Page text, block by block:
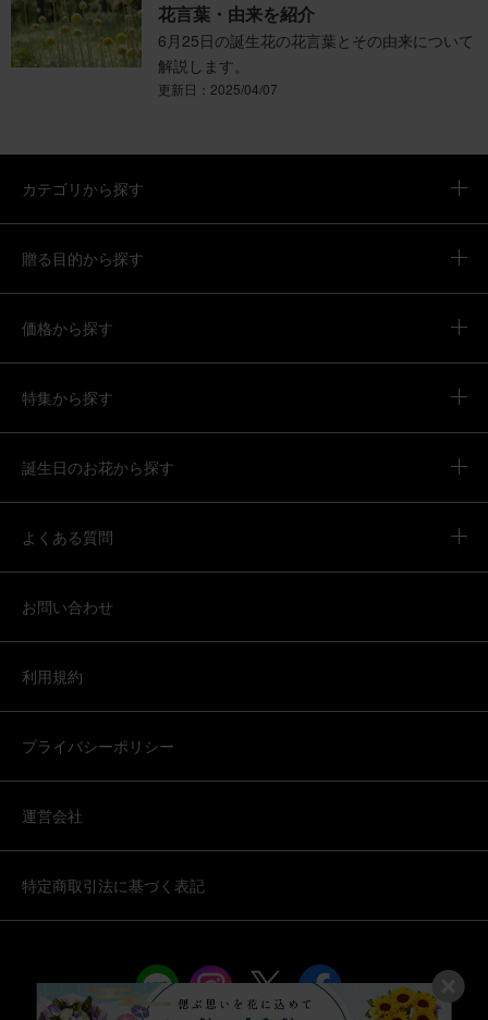
花言葉・由来を紹介
6月25日の誕生花の花言葉とその由来について
解説します。
更新日：2025/04/07
カテゴリから探す
贈る目的から探す
価格から探す
特集から探す
誕生日のお花から探す
よくある質問
お問い合わせ
利用規約
プライバシーポリシー
運営会社
特定商取引法に基づく表記